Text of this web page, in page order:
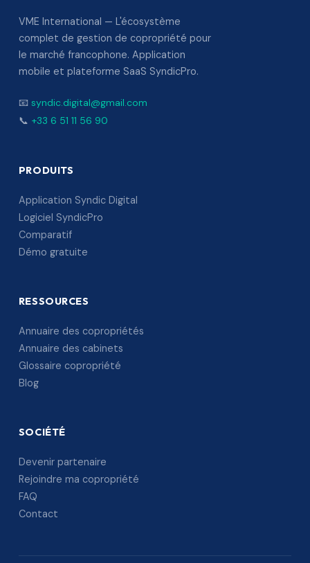
VME International — L'écosystème
complet de gestion de copropriété pour
le marché francophone. Application
mobile et plateforme SaaS SyndicPro.
📧 syndic.digital@gmail.com
📞 +33 6 51 11 56 90
PRODUITS
Application Syndic Digital
Logiciel SyndicPro
Comparatif
Démo gratuite
RESSOURCES
Annuaire des copropriétés
Annuaire des cabinets
Glossaire copropriété
Blog
SOCIÉTÉ
Devenir partenaire
Rejoindre ma copropriété
FAQ
Contact